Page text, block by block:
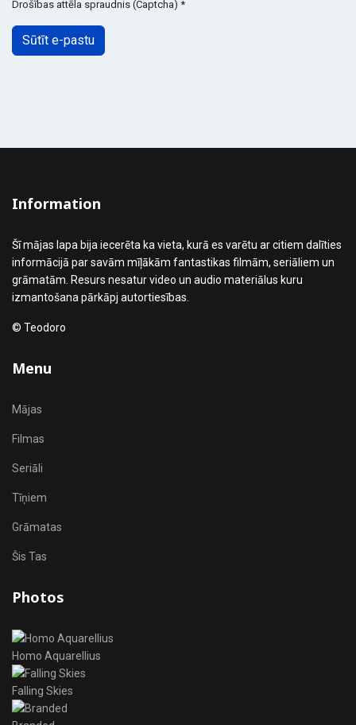
Drošības attēla spraudnis (Captcha) *
Sūtīt e-pastu
Information
Šī mājas lapa bija iecerēta ka vieta, kurā es varētu ar citiem dalīties
informācijā par savām mīļākām fantastikas filmām, seriāliem un
grāmatām. Resurs nesatur video un audio materiālus kuru
izmantošana pārkāpj autortiesības.
© Teodoro
Menu
Mājas
Filmas
Seriāli
Tīņiem
Grāmatas
Šis Tas
Photos
Homo Aquarellius
Falling Skies